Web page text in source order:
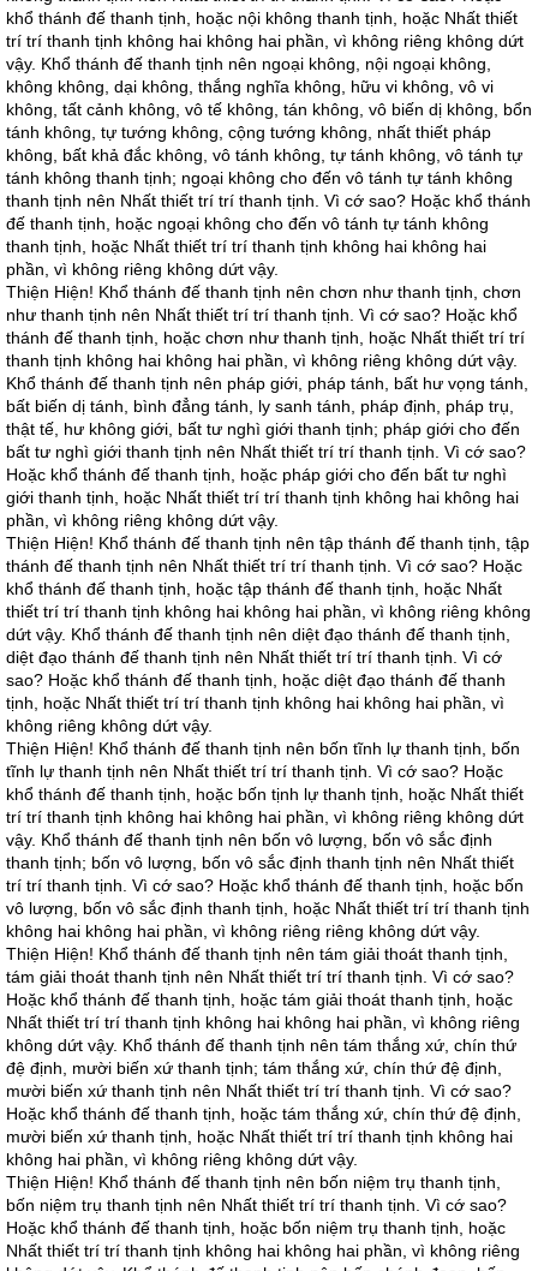
khổ thánh đế thanh tịnh, hoặc nội không thanh tịnh, hoặc Nhất thiết
trí trí thanh tịnh không hai không hai phần, vì không riêng không dứt
vậy. Khổ thánh đế thanh tịnh nên ngoại không, nội ngoại không,
không không, dại không, thắng nghĩa không, hữu vi không, vô vi
không, tất cảnh không, vô tế không, tán không, vô biến dị không, bổn
tánh không, tự tướng không, cộng tướng không, nhất thiết pháp
không, bất khả đắc không, vô tánh không, tự tánh không, vô tánh tự
tánh không thanh tịnh; ngoại không cho đến vô tánh tự tánh không
thanh tịnh nên Nhất thiết trí trí thanh tịnh. Vì cớ sao? Hoặc khổ thánh
đế thanh tịnh, hoặc ngoại không cho đến vô tánh tự tánh không
thanh tịnh, hoặc Nhất thiết trí trí thanh tịnh không hai không hai
phần, vì không riêng không dứt vậy.
Thiện Hiện! Khổ thánh đế thanh tịnh nên chơn như thanh tịnh, chơn
như thanh tịnh nên Nhất thiết trí trí thanh tịnh. Vì cớ sao? Hoặc khổ
thánh đế thanh tịnh, hoặc chơn như thanh tịnh, hoặc Nhất thiết trí trí
thanh tịnh không hai không hai phần, vì không riêng không dứt vậy.
Khổ thánh đế thanh tịnh nên pháp giới, pháp tánh, bất hư vọng tánh,
bất biến dị tánh, bình đẳng tánh, ly sanh tánh, pháp định, pháp trụ,
thật tế, hư không giới, bất tư nghì giới thanh tịnh; pháp giới cho đến
bất tư nghì giới thanh tịnh nên Nhất thiết trí trí thanh tịnh. Vì cớ sao?
Hoặc khổ thánh đế thanh tịnh, hoặc pháp giới cho đến bất tư nghì
giới thanh tịnh, hoặc Nhất thiết trí trí thanh tịnh không hai không hai
phần, vì không riêng không dứt vậy.
Thiện Hiện! Khổ thánh đế thanh tịnh nên tập thánh đế thanh tịnh, tập
thánh đế thanh tịnh nên Nhất thiết trí trí thanh tịnh. Vì cớ sao? Hoặc
khổ thánh đế thanh tịnh, hoặc tập thánh đế thanh tịnh, hoặc Nhất
thiết trí trí thanh tịnh không hai không hai phần, vì không riêng không
dứt vậy. Khổ thánh đế thanh tịnh nên diệt đạo thánh đế thanh tịnh,
diệt đạo thánh đế thanh tịnh nên Nhất thiết trí trí thanh tịnh. Vì cớ
sao? Hoặc khổ thánh đế thanh tịnh, hoặc diệt đạo thánh đế thanh
tịnh, hoặc Nhất thiết trí trí thanh tịnh không hai không hai phần, vì
không riêng không dứt vậy.
Thiện Hiện! Khổ thánh đế thanh tịnh nên bốn tĩnh lự thanh tịnh, bốn
tĩnh lự thanh tịnh nên Nhất thiết trí trí thanh tịnh. Vì cớ sao? Hoặc
khổ thánh đế thanh tịnh, hoặc bốn tịnh lự thanh tịnh, hoặc Nhất thiết
trí trí thanh tịnh không hai không hai phần, vì không riêng không dứt
vậy. Khổ thánh đế thanh tịnh nên bốn vô lượng, bốn vô sắc định
thanh tịnh; bốn vô lượng, bốn vô sắc định thanh tịnh nên Nhất thiết
trí trí thanh tịnh. Vì cớ sao? Hoặc khổ thánh đế thanh tịnh, hoặc bốn
vô lượng, bốn vô sắc định thanh tịnh, hoặc Nhất thiết trí trí thanh tịnh
không hai không hai phần, vì không riêng riêng không dứt vậy.
Thiện Hiện! Khổ thánh đế thanh tịnh nên tám giải thoát thanh tịnh,
tám giải thoát thanh tịnh nên Nhất thiết trí trí thanh tịnh. Vì cớ sao?
Hoặc khổ thánh đế thanh tịnh, hoặc tám giải thoát thanh tịnh, hoặc
Nhất thiết trí trí thanh tịnh không hai không hai phần, vì không riêng
không dứt vậy. Khổ thánh đế thanh tịnh nên tám thắng xứ, chín thứ
đệ định, mười biến xứ thanh tịnh; tám thắng xứ, chín thứ đệ định,
mười biến xứ thanh tịnh nên Nhất thiết trí trí thanh tịnh. Vì cớ sao?
Hoặc khổ thánh đế thanh tịnh, hoặc tám thắng xứ, chín thứ đệ định,
mười biến xứ thanh tịnh, hoặc Nhất thiết trí trí thanh tịnh không hai
không hai phần, vì không riêng không dứt vậy.
Thiện Hiện! Khổ thánh đế thanh tịnh nên bốn niệm trụ thanh tịnh,
bốn niệm trụ thanh tịnh nên Nhất thiết trí trí thanh tịnh. Vì cớ sao?
Hoặc khổ thánh đế thanh tịnh, hoặc bốn niệm trụ thanh tịnh, hoặc
Nhất thiết trí trí thanh tịnh không hai không hai phần, vì không riêng